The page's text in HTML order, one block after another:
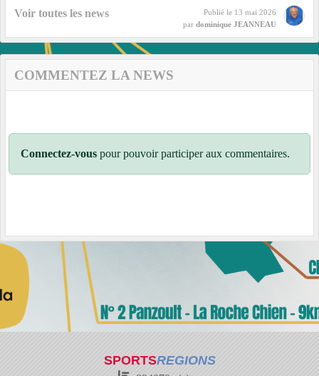
Voir toutes les news Publié le 13 mai 2026
par dominique JEANNEAU
COMMENTEZ LA NEWS
Connectez-vous pour pouvoir participer aux commentaires.
SPORTSREGIONS